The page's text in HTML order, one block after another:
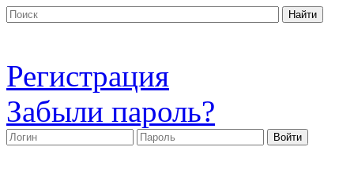
Регистрация
Забыли пароль?